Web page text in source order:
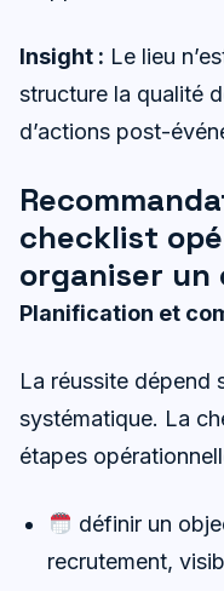
Insight : Le lieu
structure la qualité
d’actions post-
checklist
organiser
Planification et
La réussite dépend
systématique. La
étapes
définir un
recrutement,